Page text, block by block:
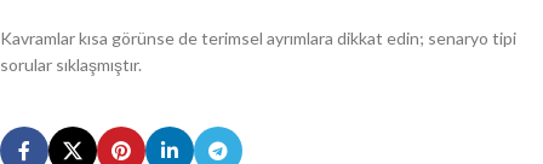
Kavramlar kısa görünse de terimsel ayrımlara dikkat edin; senaryo tipi
sorular sıklaşmıştır.